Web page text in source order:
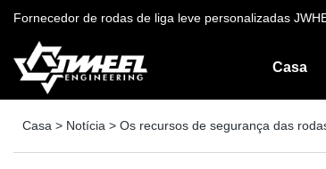
Fornecedor de rodas de liga leve personalizadas
Casa
Casa > Notícia > Os recursos de segurança das